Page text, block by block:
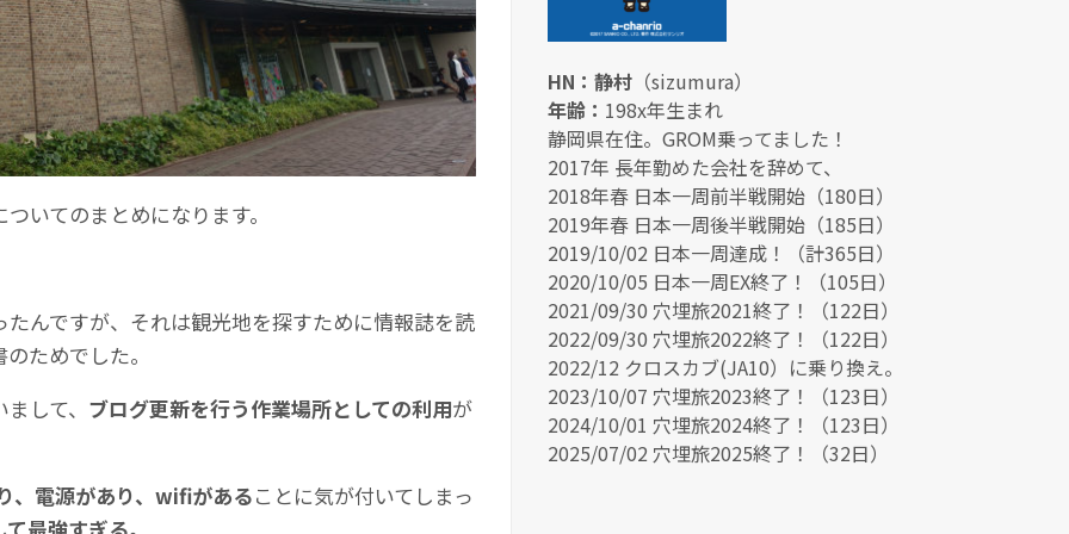
いてのまとめになります。
んですが、それは観光地を探すために情報誌を読
ためでした。
して、 ブログ更新を行う作業場所としての利用が
、電源があり、wifiがあることに気が付いてしまっ
HN：静村 （sizumura）
年齢： 198x年生まれ
静岡県在住。GROM乗ってました！
2017年 長年勤めた会社を辞めて、
2018年春 日本一周前半戦開始（180日）
2019年春 日本一周後半戦開始（185日）
2019/10/02 日本一周達成！（計365日）
2020/10/05 日本一周EX終了！（105日）
2021/09/30 穴埋旅2021終了！（122日）
2022/09/30 穴埋旅2022終了！（122日）
2022/12 クロスカブ(JA10）に乗り換え。
2023/10/07 穴埋旅2023終了！（123日）
2024/10/01 穴埋旅2024終了！（123日）
2025/07/02 穴埋旅2025終了！（32日）